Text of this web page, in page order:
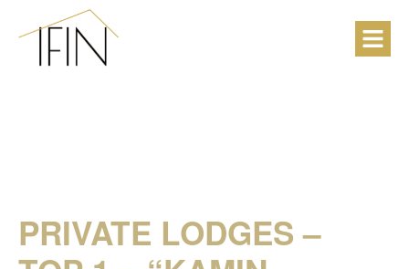
PRIVATE LODGES –